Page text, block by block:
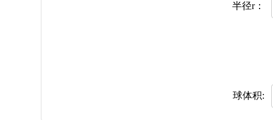
半径r：
球体积: